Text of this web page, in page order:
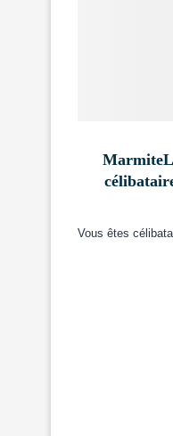
Vous êtes